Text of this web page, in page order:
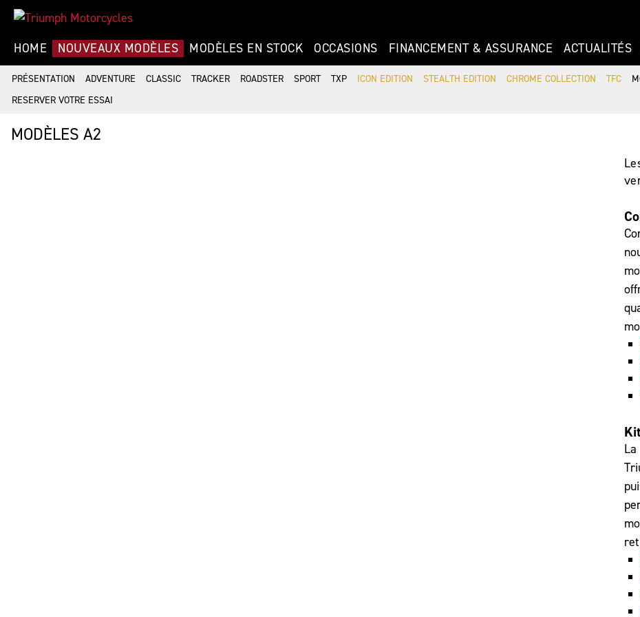
HOME NOUVEAUX MODÈLES MODÈLES EN STOCK OCCASIONS FINANCEMENT & ASSURANCE ACTUALITÉS
PRÉSENTATION ADVENTURE CLASSIC TRACKER ROADSTER SPORT TXP ICON EDITION STEALTH EDITION CHROME COLLECTION TFC
RESERVER VOTRE ESSAI
MODÈLES A2